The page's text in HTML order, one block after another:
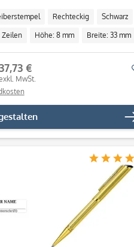
Rechteckig Schwarz
Zeilen Höhe: 8 mm Breite: 33 mm
€
MwSt.